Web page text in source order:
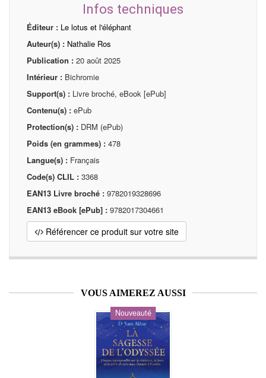
Infos techniques
Éditeur : Le lotus et l'éléphant
Auteur(s) : Nathalie Ros
Publication : 20 août 2025
Intérieur : Bichromie
Support(s) : Livre broché, eBook [ePub]
Contenu(s) : ePub
Protection(s) : DRM (ePub)
Poids (en grammes) : 478
Langue(s) : Français
Code(s) CLIL : 3368
EAN13 Livre broché : 9782019328696
EAN13 eBook [ePub] : 9782017304661
Référencer ce produit sur votre site
VOUS AIMEREZ AUSSI
Nouveauté